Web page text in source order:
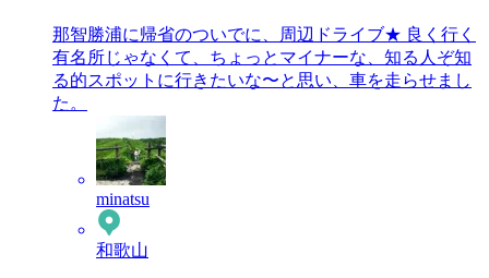
那智勝浦に帰省のついでに、周辺ドライブ★ 良く行く
有名所じゃなくて、ちょっとマイナーな、知る人ぞ知
る的スポットに行きたいな〜と思い、車を走らせまし
た。
minatsu
和歌山